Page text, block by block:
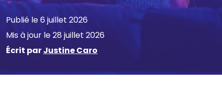
Publié le 6 juillet 2026
Mis à jour le 28 juillet 2026
Écrit parJustine Caro